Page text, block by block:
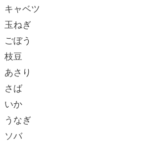
キャベツ
玉ねぎ
ごぼう
枝豆
あさり
さば
いか
うなぎ
ソバ